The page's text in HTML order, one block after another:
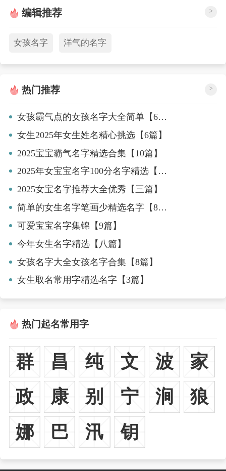
编辑推荐 >
女孩名字 洋气的名字
热门推荐 >
女孩霸气点的女孩名字大全简单【6篇】
女生2025年女生姓名精心挑选【6篇】
2025宝宝霸气名字精选合集【10篇】
2025年女宝宝名字100分名字精选【四篇】
2025女宝名字推荐大全优秀【三篇】
简单的女生名字笔画少精选名字【8篇】
可爱宝宝名字集锦【9篇】
今年女生名字精选【八篇】
女孩名字大全女孩名字合集【8篇】
女生取名常用字精选名字【3篇】
热门起名常用字
群 昌 纯 文 波
家
政
康 别 宁 涧
狼
娜
巴 汛 钥